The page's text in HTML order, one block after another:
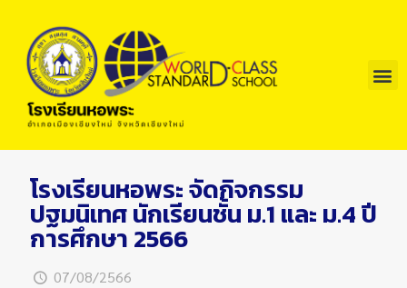
โรงเรียนหอพระ จัดกิจกรรม
ปฐมนิเทศ นักเรียนชั้น ม.1 และ ม.4 ปี
การศึกษา 2566
07/08/2566